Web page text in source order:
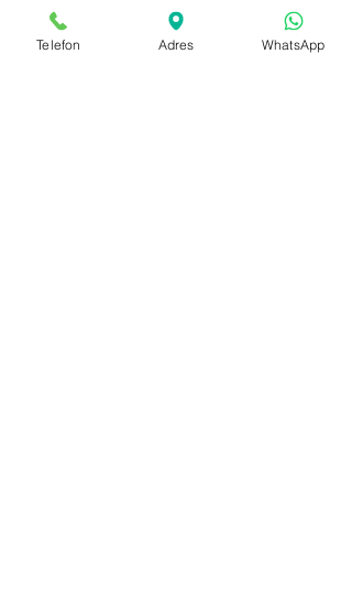
Villa Kapıları
Bina Kapıları
Telefon Adres WhatsApp